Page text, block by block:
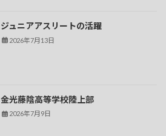
ジュニアアスリートの活躍
2026年7月13日
金光藤陰高等学校陸上部
2026年7月9日